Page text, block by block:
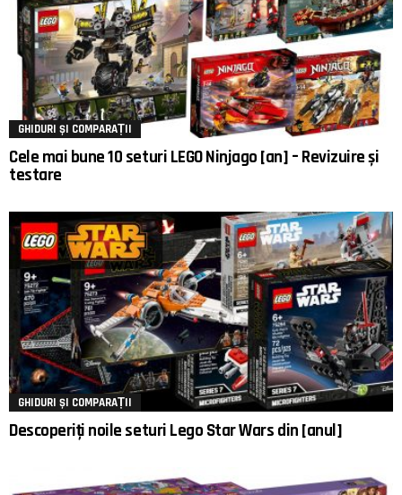
GHIDURI ȘI COMPARAȚII
Cele mai bune 10 seturi LEGO Ninjago [an] – Revizuire și
testare
GHIDURI ȘI COMPARAȚII
Descoperiți noile seturi Lego Star Wars din [anul]